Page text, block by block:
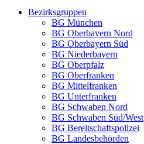
Bezirksgruppen
BG München
BG Oberbayern Nord
BG Oberbayern Süd
BG Niederbayern
BG Oberpfalz
BG Oberfranken
BG Mittelfranken
BG Unterfranken
BG Schwaben Nord
BG Schwaben Süd/West
BG Bereitschaftspolizei
BG Landesbehörden